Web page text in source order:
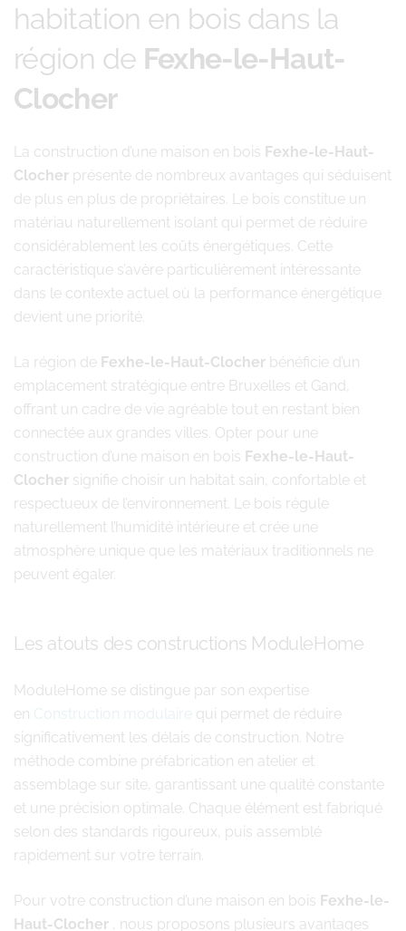
habitation en bois dans la
région de Fexhe-le-Haut-
Clocher
La construction d’une maison en bois Fexhe-le-Haut-
Clocher présente de nombreux avantages qui séduisent
de plus en plus de propriétaires. Le bois constitue un
matériau naturellement isolant qui permet de réduire
considérablement les coûts énergétiques. Cette
caractéristique s’avère particulièrement intéressante
dans le contexte actuel où la performance énergétique
devient une priorité.
La région de Fexhe-le-Haut-Clocher bénéficie d’un
emplacement stratégique entre Bruxelles et Gand,
offrant un cadre de vie agréable tout en restant bien
connectée aux grandes villes. Opter pour une
construction d’une maison en bois Fexhe-le-Haut-
Clocher signifie choisir un habitat sain, confortable et
respectueux de l’environnement. Le bois régule
naturellement l’humidité intérieure et crée une
atmosphère unique que les matériaux traditionnels ne
peuvent égaler.
Les atouts des constructions ModuleHome
ModuleHome se distingue par son expertise
en Construction modulaire qui permet de réduire
significativement les délais de construction. Notre
méthode combine préfabrication en atelier et
assemblage sur site, garantissant une qualité constante
et une précision optimale. Chaque élément est fabriqué
selon des standards rigoureux, puis assemblé
rapidement sur votre terrain.
Pour votre construction d’une maison en bois Fexhe-le-
Haut-Clocher , nous proposons plusieurs avantages